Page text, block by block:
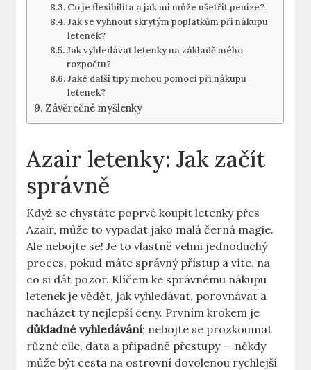
Co je flexibilita a jak mi může ušetřit peníze?
Jak se vyhnout skrytým poplatkům při nákupu
letenek?
Jak vyhledávat letenky na základě mého
rozpočtu?
Jaké další tipy mohou pomoci při nákupu
letenek?
Závěrečné myšlenky
Azair letenky: Jak začít
správně
Když se chystáte poprvé koupit letenky přes
Azair, může to vypadat jako malá černá magie.
Ale nebojte se! Je to vlastně velmi jednoduchý
proces, pokud máte správný přístup a víte, na
co si dát pozor. Klíčem ke správnému nákupu
letenek je vědět, jak vyhledávat, porovnávat a
nacházet ty nejlepší ceny. Prvním krokem je
důkladné vyhledávání; nebojte se prozkoumat
různé cíle, data a případně přestupy — někdy
může být cesta na ostrovní dovolenou rychlejší